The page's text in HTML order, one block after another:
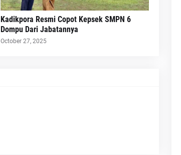
Kadikpora Resmi Copot Kepsek SMPN 6
Dompu Dari Jabatannya
October 27, 2025